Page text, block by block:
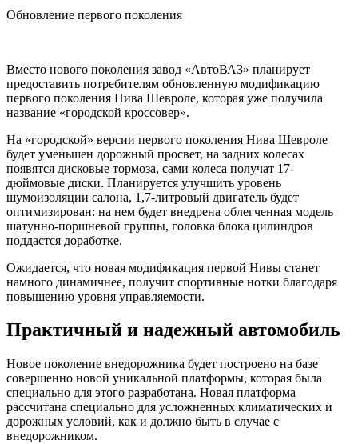
Обновление первого поколения
Вместо нового поколения завод «АвтоВАЗ» планирует
предоставить потребителям обновленную модификацию
первого поколения Нива Шевроле, которая уже получила
название «городской кроссовер».
На «городской» версии первого поколения Нива Шевроле
будет уменьшен дорожный просвет, на задних колесах
появятся дисковые тормоза, сами колеса получат 17-
дюймовые диски. Планируется улучшить уровень
шумоизоляции салона, 1,7-литровый двигатель будет
оптимизирован: на нем будет внедрена облегченная модель
шатунно-поршневой группы, головка блока цилиндров
поддастся доработке.
Ожидается, что новая модификация первой Нивы станет
намного динамичнее, получит спортивные нотки благодаря
повышению уровня управляемости.
Практичный и надежный автомобиль
Новое поколение внедорожника будет построено на базе
совершенно новой уникальной платформы, которая была
специально для этого разработана. Новая платформа
рассчитана специально для усложненных климатических и
дорожных условий, как и должно быть в случае с
внедорожником.